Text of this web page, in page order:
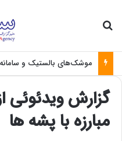
گزارش ویدئوئی
مبارزه با پشه ها